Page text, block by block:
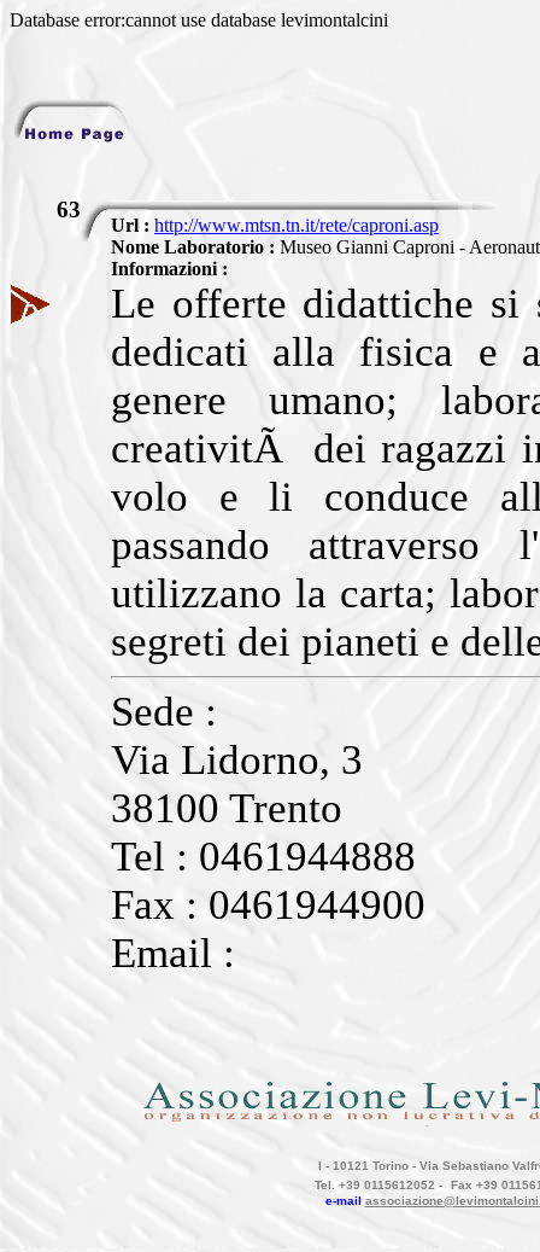
Database error:cannot use database levimontalcini
63
Url : http://www.mtsn.tn.it/rete/caproni.asp
Nome Laboratorio : Museo Gianni Caproni -
Informazioni :
Le offerte didattiche
dedicati alla fisica e
genere umano;
creativitÃ dei ragazzi
volo e li conduce
passando
utilizzano la carta;
segreti dei pianeti e
Sede :
Via Lidorno, 3
38100 Trento
Tel : 0461944888
Fax : 0461944900
Email :
I - 10121 Torino - Via Sebastiano
Tel. +39 0115612052 -
Fax +39
e-mail